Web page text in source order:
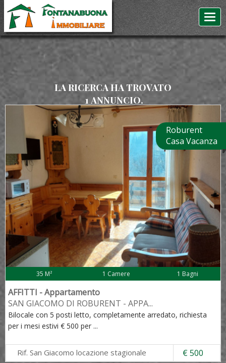
LA RICERCA HA TROVATO
1 ANNUNCIO.
Roburent
Casa Vacanza
35 M² 1 Camere 1 Bagni
AFFITTI - Appartamento
SAN GIACOMO DI ROBURENT - APPA...
Bilocale con 5 posti letto, completamente arredato, richiesta
per i mesi estivi € 500 per ...
Rif. San Giacomo locazione stagionale € 500